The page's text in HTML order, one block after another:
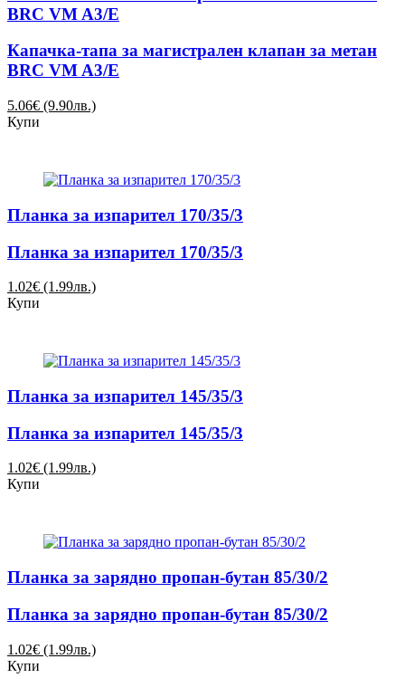
BRC VM A3/E
Капачка-тапа за магистрален клапан за метан
BRC VM A3/E
5.06€ (9.90лв.)
Купи
Планка за изпарител 170/35/3
Планка за изпарител 170/35/3
1.02€ (1.99лв.)
Купи
Планка за изпарител 145/35/3
Планка за изпарител 145/35/3
1.02€ (1.99лв.)
Купи
Планка за зарядно пропан-бутан 85/30/2
Планка за зарядно пропан-бутан 85/30/2
1.02€ (1.99лв.)
Купи